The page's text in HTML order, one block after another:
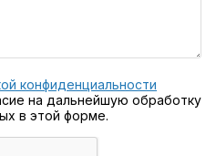
конфиденциальности
на дальнейшую обработку
в этой форме.